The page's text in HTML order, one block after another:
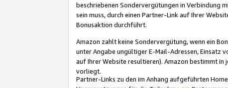
beschriebenen Sondervergütungen in Verbindung
sein muss, durch einen Partner-Link auf Ihrer
Bonusaktion durchführt.
Amazon zahlt keine Sondervergütung, wenn ein
unter Angabe ungültiger E-Mail-Adressen, Einsatz
auf Ihrer Website resultieren). Amazon bestimmt in
vorliegt.
Partner-Links zu den im Anhang aufgeführten